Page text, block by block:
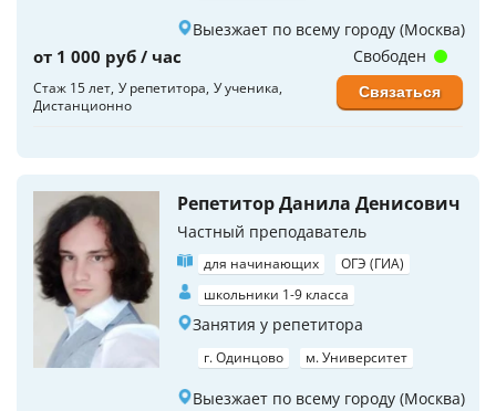
Выезжает по всему городу (Москва)
от 1 000 руб / час
Стаж 15 лет У репетитора У ученика
Дистанционно
Свободен
Связаться
Репетитор Данила Денисович
Частный преподаватель
для начинающих
ОГЭ (ГИА)
школьники 1-9 класса
Занятия у репетитора
г. Одинцово м. Университет
Выезжает по всему городу (Москва)